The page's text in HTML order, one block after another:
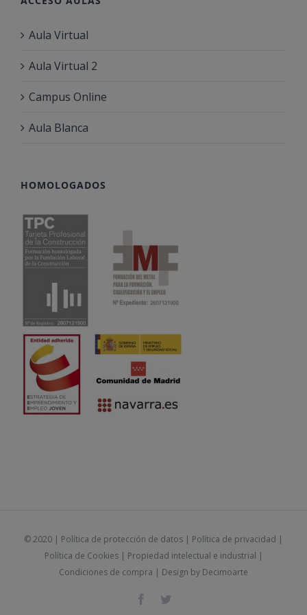
Aula Virtual
Aula Virtual 2
Campus Online
Aula Blanca
HOMOLOGADOS
© 2020 | Política de protección de datos | Política de privacidad |
Política de Cookies| Propiedad intelectual e industrial |
Condiciones de compra | Design by Decimoarte
Facebook